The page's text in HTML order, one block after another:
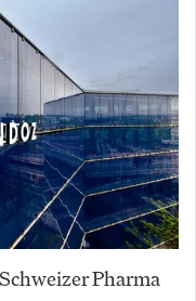
Pharma